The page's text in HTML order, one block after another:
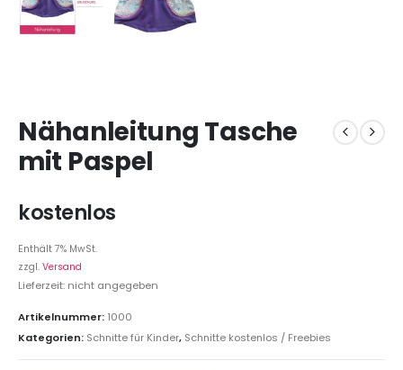
Nähanleitung Tasche
mit Paspel
kostenlos
Enthält 7% MwSt.
zzgl. Versand
Lieferzeit: nicht angegeben
Artikelnummer: 1000
Kategorien: Schnitte für Kinder, Schnitte kostenlos / Freebies